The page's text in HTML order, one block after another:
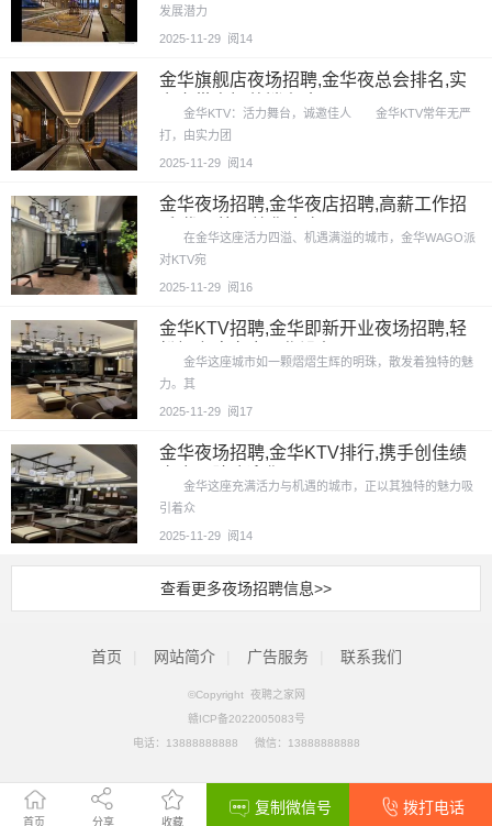
首页 分享 收藏
复制微信号 拨打电话
发展潜力
2025-11-29 阅14
金华旗舰店夜场招聘,金华夜总会排名,实
金华KTV：活力舞台，诚邀佳人 金华KTV常年无严
打，由实力团
2025-11-29 阅14
金华夜场招聘,金华夜店招聘,高薪工作招
在金华这座活力四溢、机遇满溢的城市，金华WAGO派
对KTV宛
2025-11-29 阅16
金华KTV招聘,金华即新开业夜场招聘,轻
金华这座城市如一颗熠熠生辉的明珠，散发着独特的魅
力。其
2025-11-29 阅17
金华夜场招聘,金华KTV排行,携手创佳绩
金华这座充满活力与机遇的城市，正以其独特的魅力吸
引着众
2025-11-29 阅14
查看更多夜场招聘信息>>
首页 网站简介 广告服务 联系我们
©Copyright 夜聘之家网
赣ICP备2022005083号
电话：
13888888888 微信：13888888888